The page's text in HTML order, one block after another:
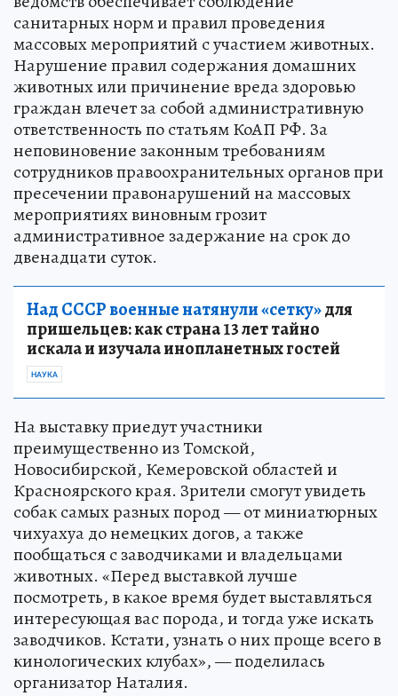
санитарных норм и правил проведения
массовых мероприятий с участием животных.
Нарушение правил содержания домашних
животных или причинение вреда здоровью
граждан влечет за собой административную
ответственность по статьям КоАП РФ. За
неповиновение законным требованиям
сотрудников правоохранительных органов при
пресечении правонарушений на массовых
мероприятиях виновным грозит
административное задержание на срок до
двенадцати суток.
Над СССР военные натянули «сетку»для
пришельцев: как страна 13 лет тайно
искала и изучала инопланетных гостей
НАУКА
На выставку приедут участники
преимущественно из Томской,
Новосибирской, Кемеровской областей и
Красноярского края. Зрители смогут увидеть
собак самых разных пород — от миниатюрных
чихуахуа до немецких догов, а также
пообщаться с заводчиками и владельцами
животных. «Перед выставкой лучше
посмотреть, в какое время будет выставляться
интересующая вас порода, и тогда уже искать
заводчиков. Кстати, узнать о них проще всего в
кинологических клубах», — поделилась
организатор Наталия.